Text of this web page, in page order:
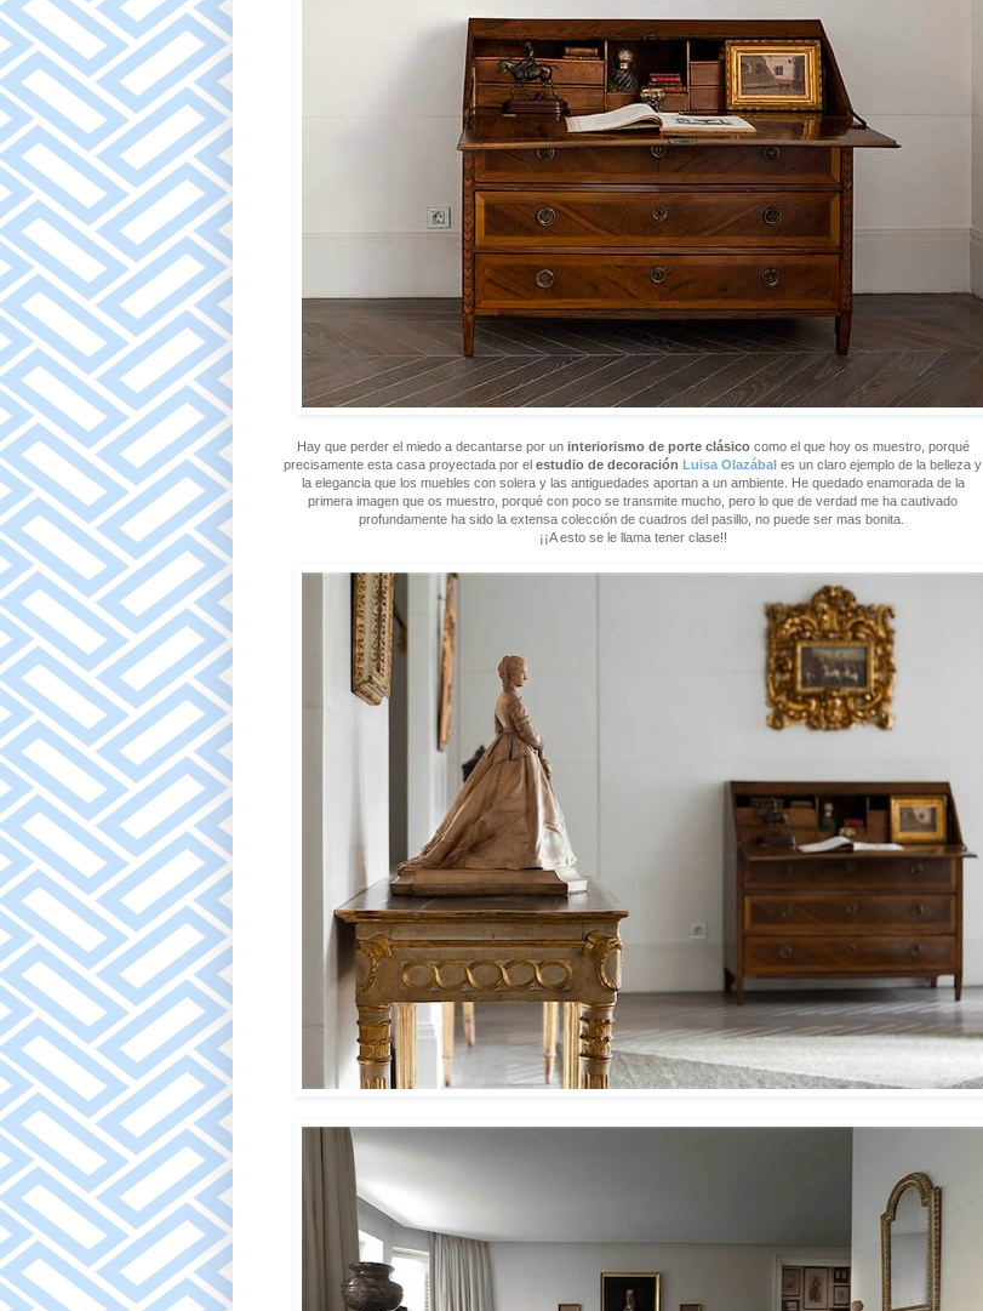
Hay que perder el miedo a decantarse por un interiorismo de porte clásicocomo el que hoy os muestro, porqué
precisamente esta casa proyectada por el estudio de decoración Luisa Olazábal es un claro ejemplo de la belleza y
la elegancia que los muebles con solera y las antiguedades aportan a un ambiente. He quedado enamorada de la
primera imagen que os muestro, porqué con poco se transmite mucho, pero lo que de verdad me ha cautivado
profundamente ha sido la extensa colección de cuadros del pasillo, no puede ser mas bonita.
¡¡A esto se le llama tener clase!!